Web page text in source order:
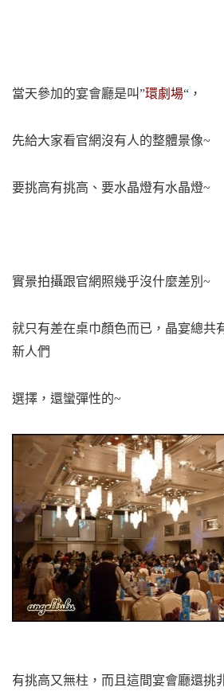
當天參加的宴會廳是叫”環劇場“，
先給大家看官網沒有人的整體景像~
要挑高有挑高、要水晶燈有水晶燈~
實景拍攝跟官網照幾乎沒什麼差別~
就只有差在桌巾顏色而已，晶宴總共
新人們
選擇，還蠻彈性的~
有挑高又無柱， 而且這間宴會廳還挑